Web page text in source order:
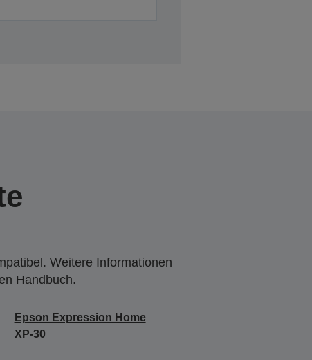
Weitere Informationen
Handbuch.
Epson Expression Home
XP-30